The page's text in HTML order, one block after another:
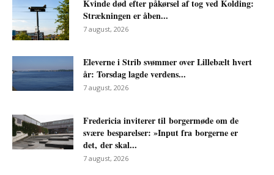
Kvinde død efter påkørsel af tog ved Kolding:
Strækningen er åben...
7 august, 2026
Eleverne i Strib svømmer over Lillebælt hvert
år: Torsdag lagde verdens...
7 august, 2026
Fredericia inviterer til borgermøde om de
svære besparelser: »Input fra borgerne er
det, der skal...
7 august, 2026